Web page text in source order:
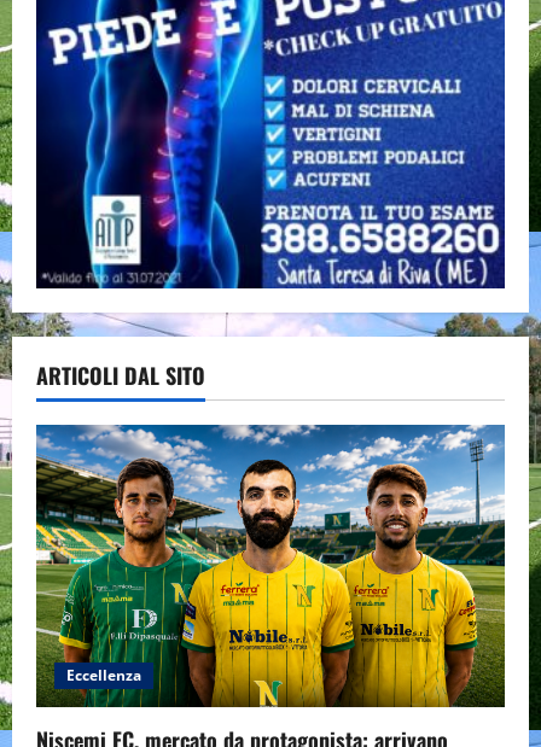
ARTICOLI DAL SITO
Eccellenza
Niscemi FC, mercato da protagonista: arrivano